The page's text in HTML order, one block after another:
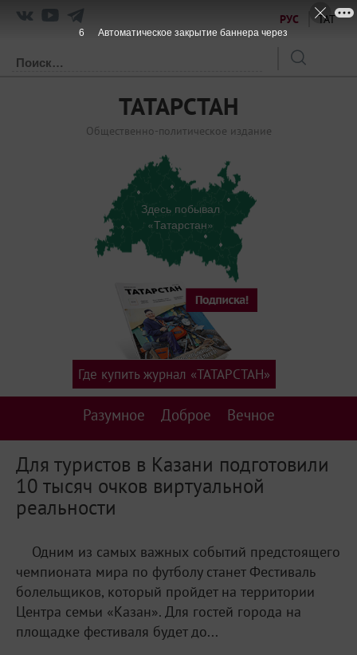
РУС ТАТ
ТАТАРСТАН
Общественно-политическое издание
Здесь побывал
«Татарстан»
Разумное Доброе Вечное
Где купить журнал «ТАТАРСТАН»
Для туристов в Казани подготовили
10 тысяч очков виртуальной
реальности
Одним из самых важных событий предстоящего
чемпионата мира по футболу станет Фестиваль
болельщиков, который пройдет на территории
Центра семьи «Казан». Для гостей города на
площадке фестиваля будет до...
6 Автоматическое закрытие баннера через